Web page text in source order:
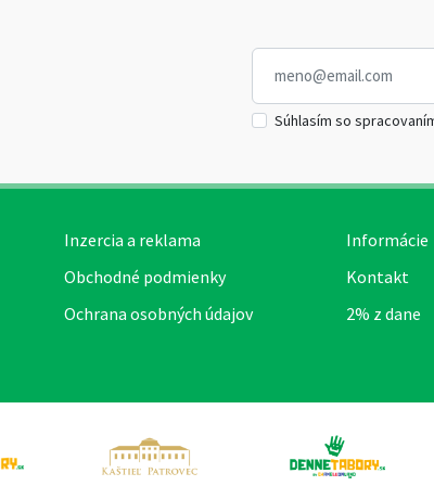
Súhlasím so
Inzercia a reklama
Obchodné podmienky
Ochrana osobných údajov
Informácie
Kontakt
2% z dane